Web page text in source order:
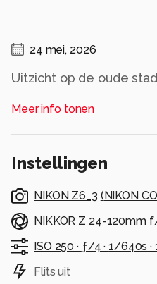
24 mei, 2026
Uitzicht op de oude
Alle rechten voorbehouden
Meer info tonen
Instellingen
NIKON Z6_3 ( NIKON
NIKKOR Z 24-120mm
ISO 250 · ƒ/4 ·1/640s ·
Flits uit